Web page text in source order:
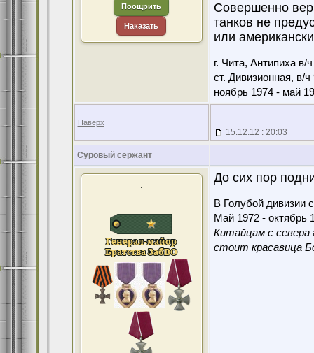
Поощрить
Наказать
Совершенно
танков не
или
г. Чита, Антипиха в/
ст. Дивизионная, в/ч
ноябрь 1974 - май
Наверх
15.12.12 : 20:03
Суровый сержант
.
До сих пор
В Голубой дивизии
Май 1972 - октябрь
Китайцам с севера
стоит красавица